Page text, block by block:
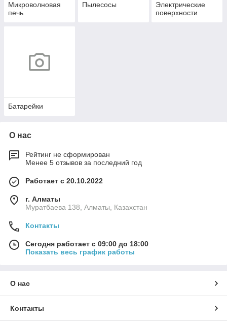
Микроволновая
печь
Пылесосы
Электрические
поверхности
Батарейки
О нас
Рейтинг не сформирован
Менее 5 отзывов за последний год
Работает с 20.10.2022
г. Алматы
Муратбаева 138, Алматы, Казахстан
Контакты
Сегодня работает с 09:00 до 18:00
Показать весь график работы
О нас
Контакты